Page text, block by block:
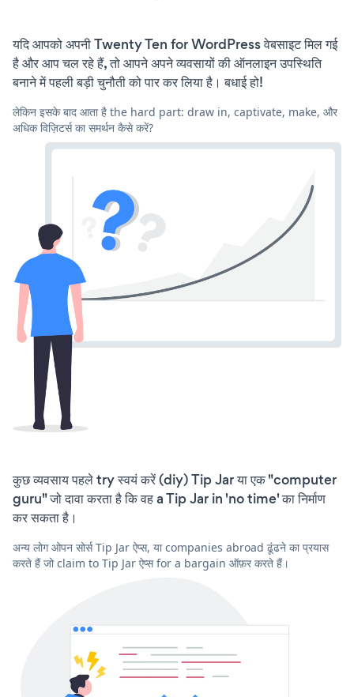
यदि आपको अपनी Twenty Ten for WordPress वेबसाइट मिल गई
है और आप चल रहे हैं, तो आपने अपने व्यवसायों की ऑनलाइन उपस्थिति
बनाने में पहली बड़ी चुनौती को पार कर लिया है। बधाई हो!
लेकिन इसके बाद आता है the hard part: draw in, captivate, make, और
अधिक विज़िटर्स का समर्थन कैसे करें?
कुछ व्यवसाय पहले try स्वयं करें (diy) Tip Jar या एक "computer
guru" जो दावा करता है कि वह a Tip Jar in 'no time' का निर्माण
कर सकता है।
अन्य लोग ओपन सोर्स Tip Jar ऐप्स, या companies abroad ढूंढने का प्रयास
करते हैं जो claim to Tip Jar ऐप्स for a bargain ऑफ़र करते हैं।